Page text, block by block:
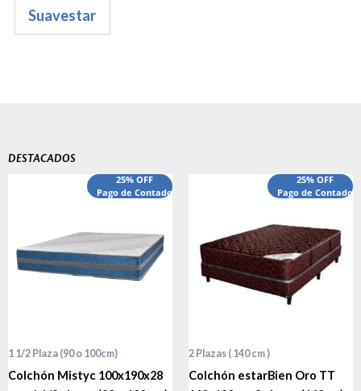
Suavestar
DESTACADOS
25% OFF
Pago de Contado
1 1/2 Plaza (90 o 100cm)
Colchón Mistyc 100x190x28
precio
$540,000.00.
El
precio
$440,000.00.
25% OFF
Pago de Contado
2 Plazas ( 140 cm )
Colchón estarBien Oro TT